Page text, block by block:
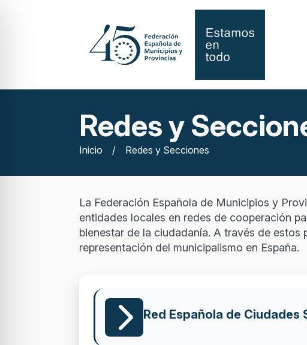
Redes y
Inicio / Redes y Secciones
La Federación Española de Municipios y
entidades locales en redes de cooperación
bienestar de la ciudadanía. A través de
representación del municipalismo en España.
Red Española de Ciudades